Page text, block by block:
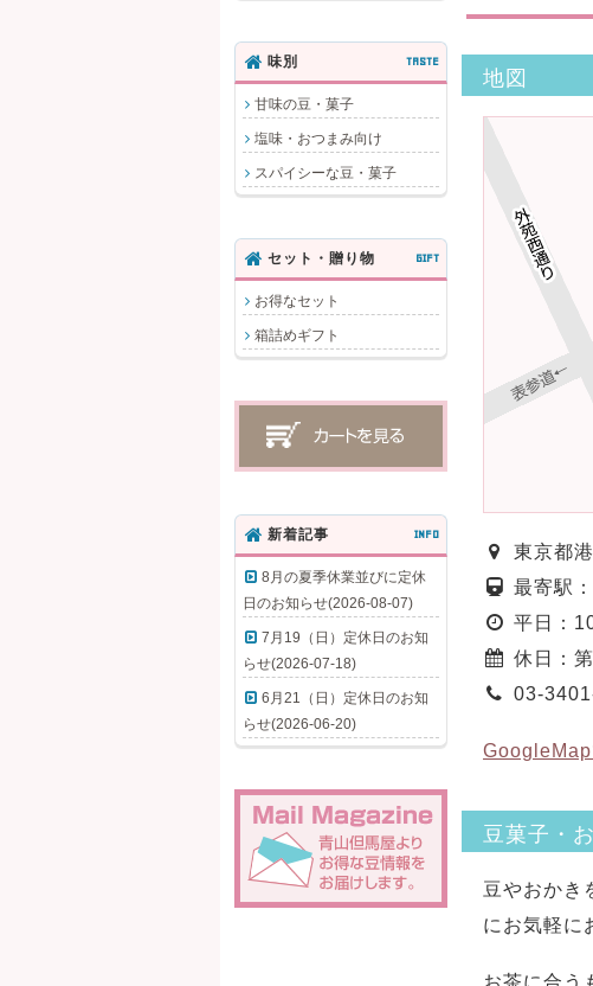
地図
東京都
最寄駅
平日：
休日：
03-
豆菓子・
豆やおかき
にお気軽に
お茶に合う
味別 TASTE
甘味の豆・菓子
塩味・おつまみ向け
スパイシーな豆・菓子
セット・贈り物 GIFT
お得なセット
箱詰めギフト
新着記事 INFO
8月の夏季休業並びに定休
日のお知らせ(2026-08-07)
7月19（日）定休日のお知
らせ(2026-07-18)
6月21（日）定休日のお知
らせ(2026-06-20)